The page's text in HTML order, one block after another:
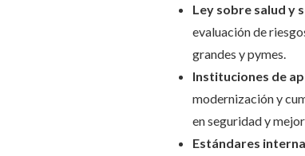
Ley sobre salud y
evaluación de
grandes y pymes.
Instituciones de
modernización y
en seguridad y
Estándares